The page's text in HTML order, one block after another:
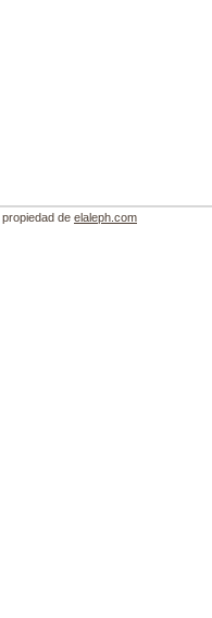
de elaleph.com